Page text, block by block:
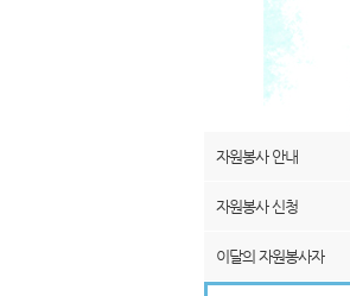
자원봉사 안내
자원봉사 신청
이달의 자원봉사자